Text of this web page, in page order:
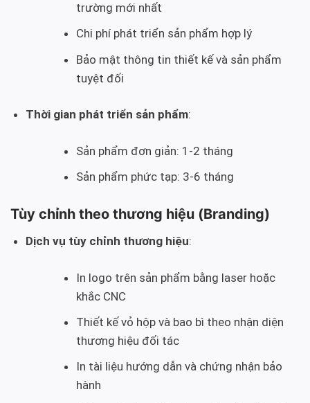
trường mới nhất
Chi phí phát triển sản phẩm hợp lý
Bảo mật thông tin thiết kế và sản phẩm
tuyệt đối
Thời gian phát triển sản phẩm:
Sản phẩm đơn giản: 1-2 tháng
Sản phẩm phức tạp: 3-6 tháng
Tùy chỉnh theo thương hiệu (Branding)
Dịch vụ tùy chỉnh thương hiệu:
In logo trên sản phẩm bằng laser hoặc
khắc CNC
Thiết kế vỏ hộp và bao bì theo nhận diện
thương hiệu đối tác
In tài liệu hướng dẫn và chứng nhận bảo
hành